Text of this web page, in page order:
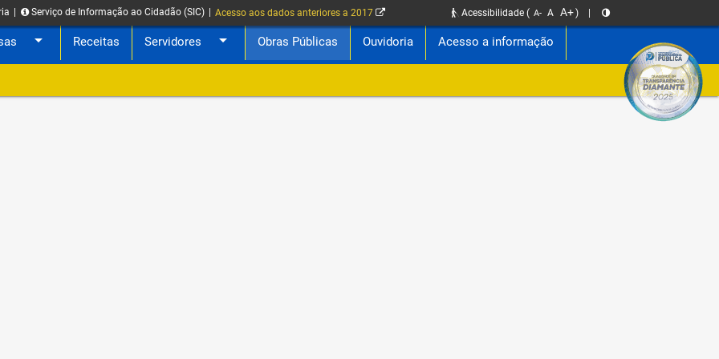
Serviço de Informação ao Cidadão (SIC) Acesso aos dados anteriores a 2017 Acessibilidade ( A- A A+)
arrow_drop_down Receitas Servidores arrow_drop_down Obras Públicas Ouvidoria Acesso a informação